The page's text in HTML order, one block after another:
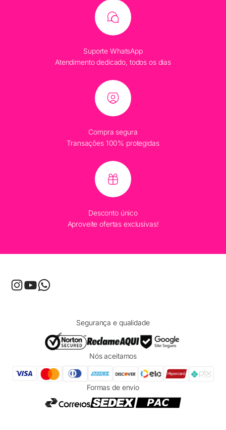
Suporte WhatsApp
Atendimento dedicado, todos os dias
Compra segura
Transações 100% protegidas
Desconto único
Aproveite ofertas exclusivas!
Segurança e qualidade
Nós aceitamos
Formas de envio